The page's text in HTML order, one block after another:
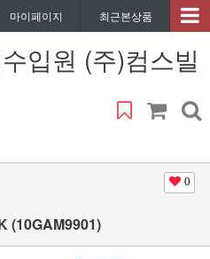
마이페이지 최근본상품
입원 (주)컴스빌
0
(10GAM9901)